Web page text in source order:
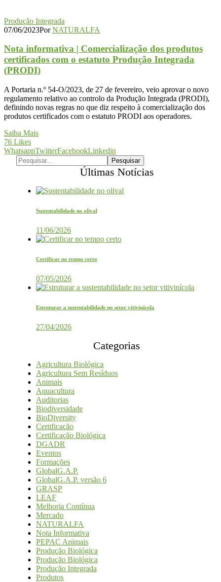
Produção Integrada
07/06/2023PorNATURALFA
Nota informativa | Comercialização dos produtos
certificados com o estatuto Produção Integrada
(PRODI)
A Portaria n.º 54-O/2023, de 27 de fevereiro, veio aprovar o novo
regulamento relativo ao controlo da Produção Integrada (PRODI),
definindo novas regras no que diz respeito à comercialização dos
produtos certificados com o estatuto PRODI aos operadores.
Saiba Mais
76 Likes
WhatsappTwitterFacebookLinkedin
Últimas Notícias
Sustentabilidade no olival
11/06/2026
Certificar no tempo certo
07/05/2026
Estruturar a sustentabilidade no setor vitivinícola
27/04/2026
Categorias
Agricultura Biológica
Agricultura Sem Resíduos
Animais
Aquacultura
Auditorias
Biodiversidade
BioDiversity
Certificação
Certificação Biológica
DGADR
Eventos
Formações
GlobalG.A.P.
GlobalG.A.P. versão 6
GRASP
LEAF
Melhoria Contínua
Mercado
NATURALFA
Nota Informativa
PEPAC Animais
Produção Biológica
Produção Biológica
Produção Integrada
Produtos